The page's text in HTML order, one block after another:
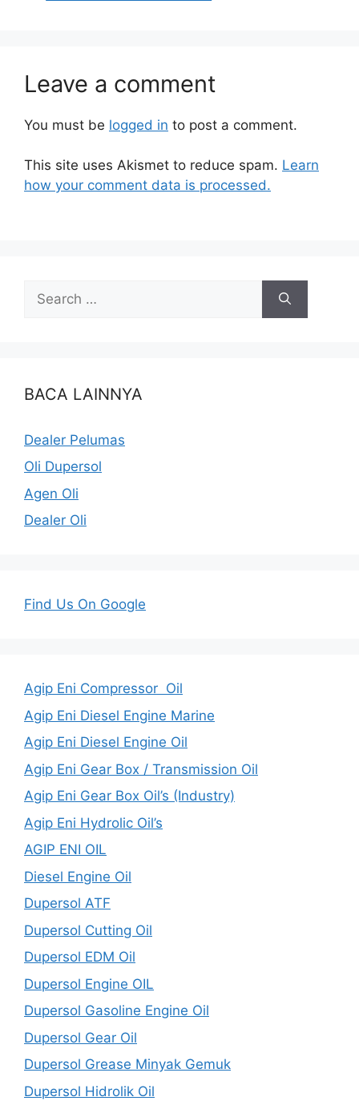
Leave a comment
You must be logged in to post a comment.
This site uses Akismet to reduce spam. Learn
how your comment data is processed.
BACA LAINNYA
Dealer Pelumas
Oli Dupersol
Agen Oli
Dealer Oli
Find Us On Google
Agip Eni Compressor Oil
Agip Eni Diesel Engine Marine
Agip Eni Diesel Engine Oil
Agip Eni Gear Box / Transmission Oil
Agip Eni Gear Box Oil’s (Industry)
Agip Eni Hydrolic Oil’s
AGIP ENI OIL
Diesel Engine Oil
Dupersol ATF
Dupersol Cutting Oil
Dupersol EDM Oil
Dupersol Engine OIL
Dupersol Gasoline Engine Oil
Dupersol Gear Oil
Dupersol Grease Minyak Gemuk
Dupersol Hidrolik Oil